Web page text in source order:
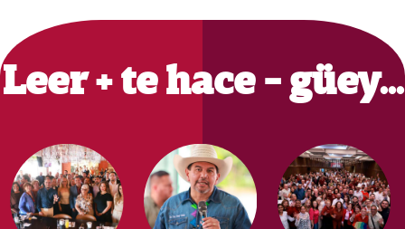
Primary
Sidebar
Leer + te hace - güey…